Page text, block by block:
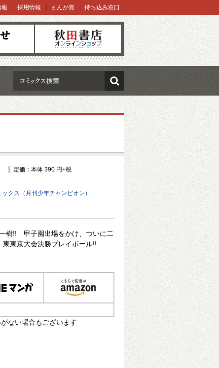
オンラインショップ
報 採用情報 まんが賞 持ち込み窓口
検索
定価：本体 390 円+税
クス（月刊少年チャンピオン）
樹!! 甲子園出場をかけ、ついに二
東京大会決勝プレイボール!!
ない場合もございます